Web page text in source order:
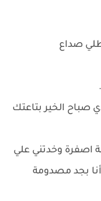
صداع
صباح الخير بتاعتك
اصفرة وخدتني علي
بجد مصدومة